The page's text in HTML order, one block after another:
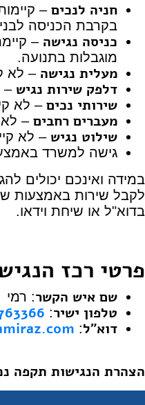
חניה לנכים –
בקרבת הכניסה
כניסה נגישה –
מוגבלות בתנועה.
מעלית נגישה – לא
דלפק שירות נגיש –
שירותי נכים – לא
מעברים רחבים – לא
שילוט נגיש – לא
גישה למשרד
במידה ואינכם יכולים
לקבל שירות באמצעות
בדוא"ל או שיחת וידאו.
פרטי רכז
שם איש הקשר: רמי
טלפון ישיר:
דוא"ל:
הצהרת הנגישות תקפה נכון